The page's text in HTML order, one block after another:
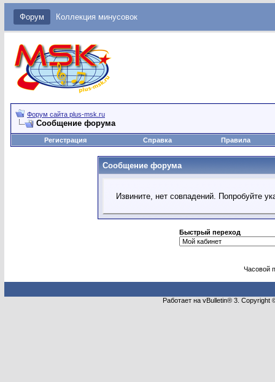
Форум Коллекция минусовок
Форум сайта plus-msk.ru
Сообщение форума
Регистрация Справка Правила
Сообщение форума
Извините, нет совпадений. Попробуйте
Быстрый переход
Часовой
Работает на vBulletin® 3.